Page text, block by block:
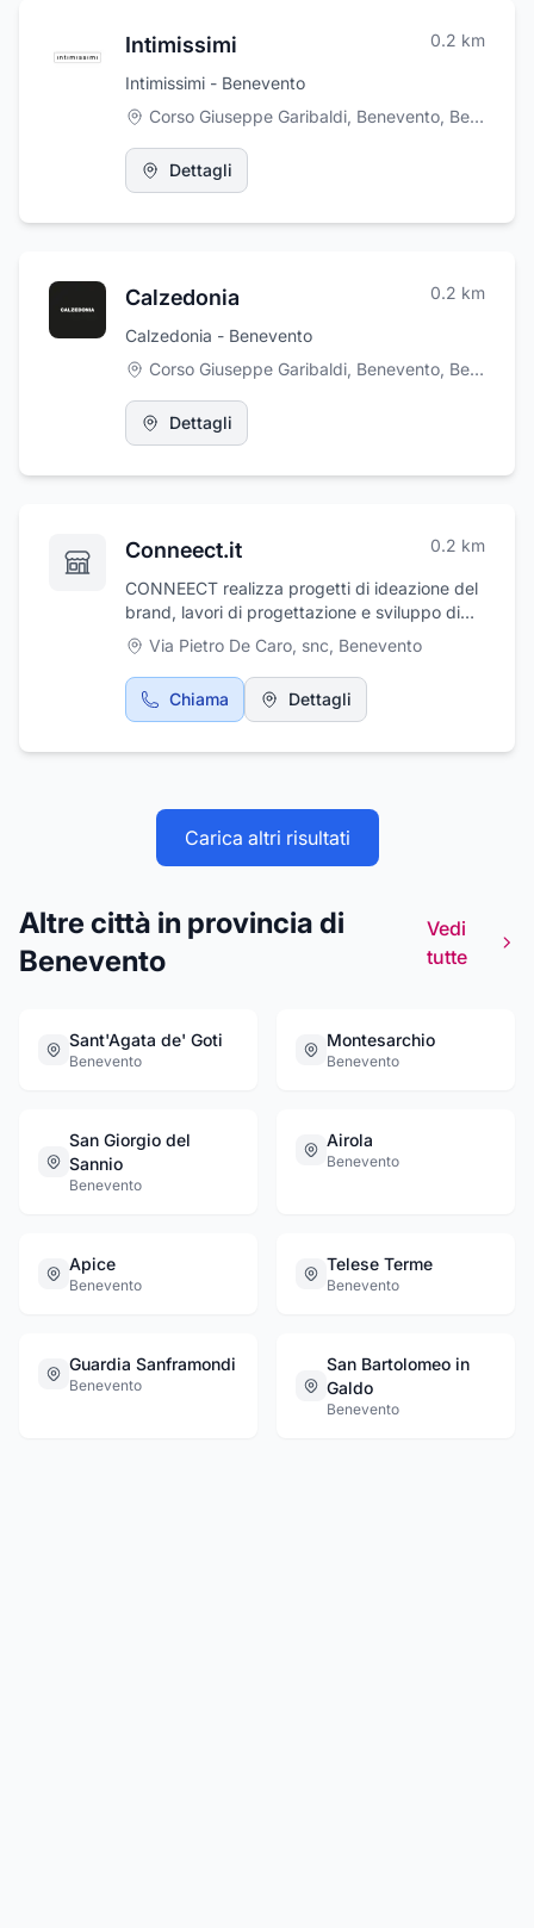
modi: senza sorprese. La vacanza comincia
informazioni, visitate il nostro Sito Internet
www.fiordalisoviaggi.it. e la nostra pagina
Intimissimi 0.2 km
Intimissimi - Benevento
Corso Giuseppe Garibaldi, Benevento, Benevento
Dettagli
Calzedonia 0.2 km
Calzedonia - Benevento
Corso Giuseppe Garibaldi, Benevento, Benevento
Dettagli
Conneect.it 0.2 km
CONNEECT realizza progetti di ideazione del
brand, lavori di progettazione e sviluppo di
siti web ed e-commerce, campagne
marketing attraverso diversi canali
Via Pietro De Caro, snc, Benevento
Chiama Dettagli
Carica altri risultati
Altre città in provincia di
Benevento
Vedi
tutte
Sant'Agata de' Goti
Benevento
Montesarchio
Benevento
San Giorgio del
Sannio
Benevento
Airola
Benevento
Apice
Benevento
Telese Terme
Benevento
Guardia Sanframondi
Benevento
San Bartolomeo in
Galdo
Benevento